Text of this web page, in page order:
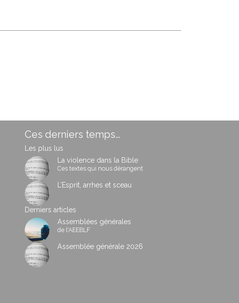
Ces derniers temps…
Les plus lus
La violence dans la Bible
Ces textes qui nous dérangent
L’Esprit, arrhes et sceau
Derniers articles
Assemblées générales
de l'AEEBLF
Assemblée générale 2026